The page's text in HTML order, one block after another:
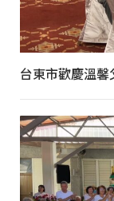
台東市歡慶溫